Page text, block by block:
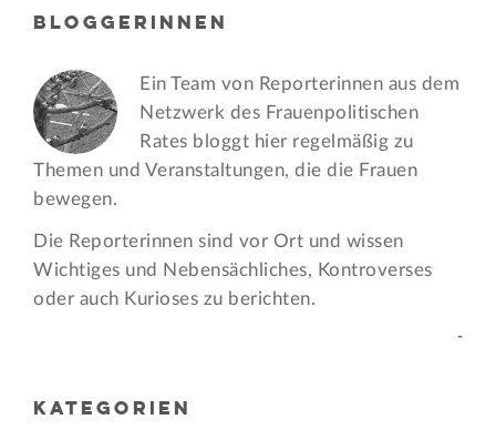
BLOGGERINNEN
Ein Team von Reporterinnen aus dem
Netzwerk des Frauen­politischen
Rates bloggt hier regelmäßig zu
Themen und Veran­staltungen, die die Frauen
bewegen.
Die Reporterinnen sind vor Ort und wissen
Wichtiges und Nebensächliches, Kontroverses
oder auch Kurioses zu berichten.
-
KATEGORIEN